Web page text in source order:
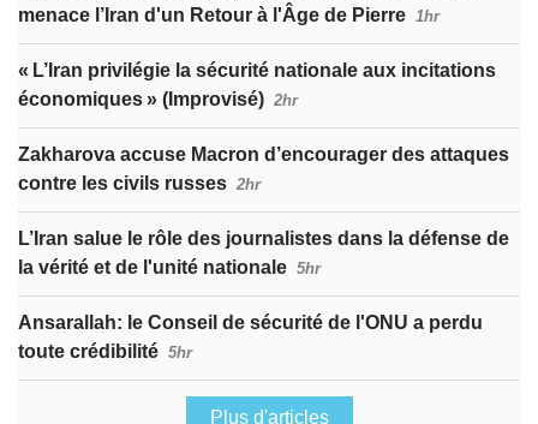
menace l’Iran d'un Retour à l'Âge de Pierre 1hr
« L’Iran privilégie la sécurité nationale aux incitations
économiques » (Improvisé) 2hr
Zakharova accuse Macron d’encourager des attaques
contre les civils russes 2hr
L’Iran salue le rôle des journalistes dans la défense de
la vérité et de l'unité nationale 5hr
Ansarallah: le Conseil de sécurité de l'ONU a perdu
toute crédibilité 5hr
Plus d'articles